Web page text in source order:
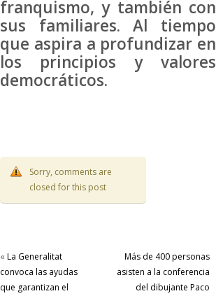
franquismo, y también con
sus familiares. Al tiempo
que aspira a profundizar en
los principios y valores
democráticos.
Sorry, comments are
closed for this post
« La Generalitat
convoca las ayudas
que garantizan el
Más de 400 personas
asisten a la conferencia
del dibujante Paco